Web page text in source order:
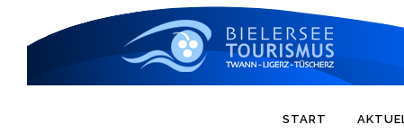
springen
START